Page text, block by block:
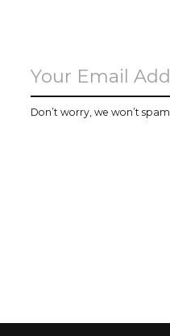
Don’t worry, we won’t spam